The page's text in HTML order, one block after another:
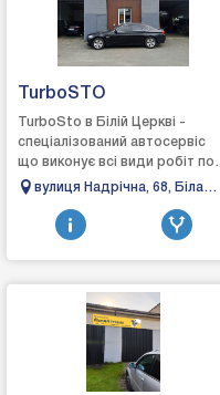
TurboSTO
TurboSto в Білій Церкві -
спеціалізований автосервіс
що виконує всі види робіт по
турбінах: зняття, діагностика,
виго...
вулиця Надрічна, 68, Біла
Церква, Київська обл., 09100